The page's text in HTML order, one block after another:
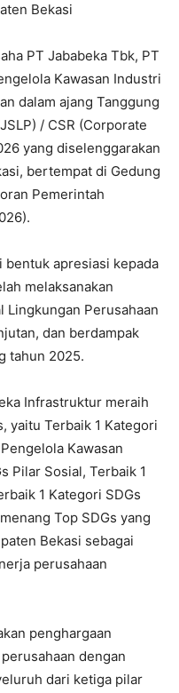
Bekasi
PT Jababeka Tbk, PT
Kawasan Industri
dalam ajang Tanggung
/ CSR (Corporate
yang diselenggarakan
bertempat di Gedung
Pemerintah
bentuk apresiasi kepada
melaksanakan
Lingkungan Perusahaan
dan berdampak
tahun 2025.
Infrastruktur meraih
yaitu Terbaik 1 Kategori
Kawasan
Pilar Sosial, Terbaik 1
1 Kategori SDGs
Top SDGs yang
Bekasi sebagai
perusahaan
penghargaan
dengan
dari ketiga pilar